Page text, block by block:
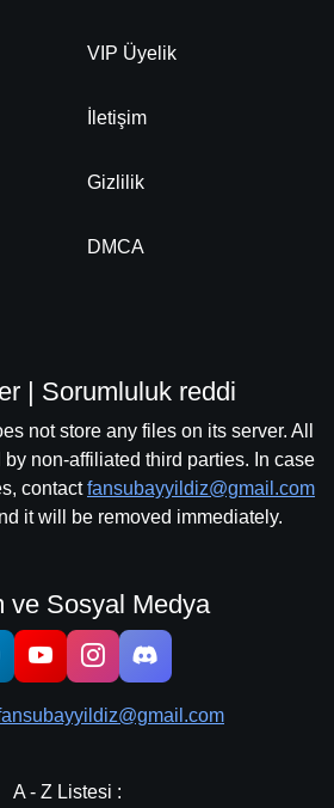
VIP Üyelik
İletişim
Gizlilik
DMCA
| Sorumluluk reddi
not store any files on its server. All
non-affiliated third parties. In case
contactfansubayyildiz@gmail.com
it will be removed immediately.
ve Sosyal Medya
A - Z Listesi :